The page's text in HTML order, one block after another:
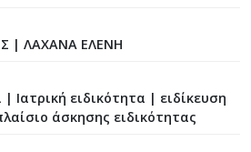
| ΛΑΧΑΝΑ ΕΛΕΝΗ
| Ιατρική ειδικότητα | ειδίκευση
άσκησης ειδικότητας